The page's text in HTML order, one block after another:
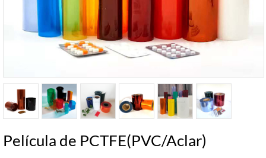
Película de PCTFE(PVC/Aclar)